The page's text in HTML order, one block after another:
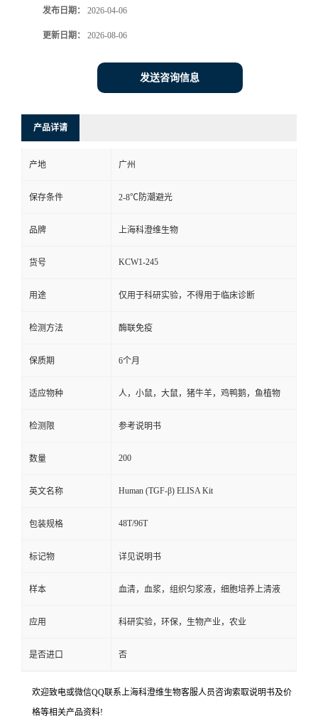
发布日期： 2026-04-06
更新日期： 2026-08-06
发送咨询信息
产品详请
产地 广州
保存条件 2-8℃防潮避光
品牌 上海科澄维生物
货号 KCW1-245
用途 仅用于科研实验，不得用于临床诊断
检测方法 酶联免疫
保质期 6个月
适应物种 人，小鼠，大鼠，猪牛羊，鸡鸭鹅，鱼植物
检测限 参考说明书
数量 200
英文名称 Human (TGF-β) ELISA Kit
包装规格 48T/96T
标记物 详见说明书
样本 血清，血浆，组织匀浆液，细胞培养上清液
应用 科研实验，环保，生物产业，农业
是否进口 否
欢迎致电或微信QQ联系上海科澄维生物客服人员咨询索取说明书及价
格等相关产品资料!